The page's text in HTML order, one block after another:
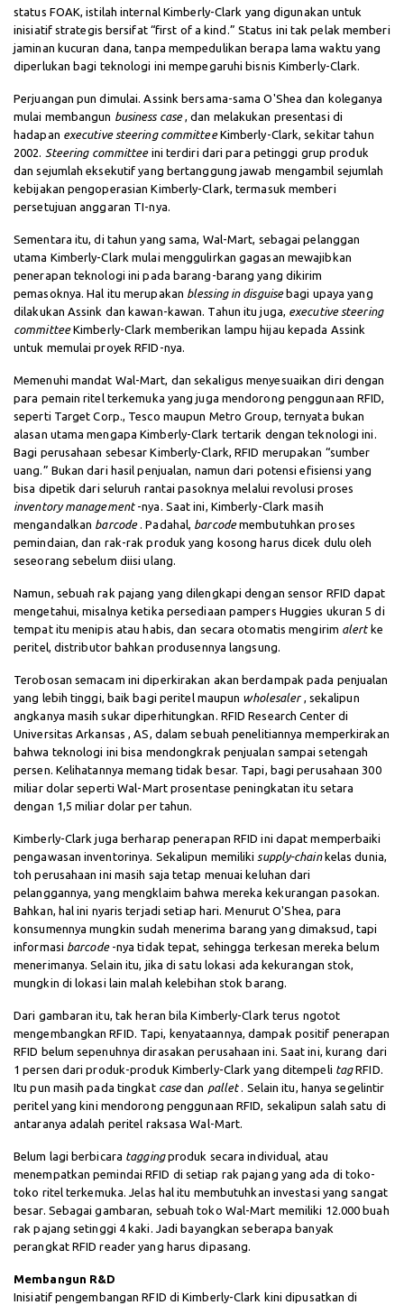
status FOAK, istilah internal Kimberly-Clark yang digunakan untuk
inisiatif strategis bersifat “first of a kind.” Status ini tak pelak memberi
jaminan kucuran dana, tanpa mempedulikan berapa lama waktu yang
diperlukan bagi teknologi ini mempegaruhi bisnis Kimberly-Clark.
Perjuangan pun dimulai. Assink bersama-sama O'Shea dan koleganya
mulai membangun business case, dan melakukan presentasi di
hadapan executive steering committeeKimberly-Clark, sekitar tahun
2002. Steering committee ini terdiri dari para petinggi grup produk
dan sejumlah eksekutif yang bertanggung jawab mengambil sejumlah
kebijakan pengoperasian Kimberly-Clark, termasuk memberi
persetujuan anggaran TI-nya.
Sementara itu, di tahun yang sama, Wal-Mart, sebagai pelanggan
utama Kimberly-Clark mulai menggulirkan gagasan mewajibkan
penerapan teknologi ini pada barang-barang yang dikirim
pemasoknya. Hal itu merupakan blessing in disguise bagi upaya yang
dilakukan Assink dan kawan-kawan. Tahun itu juga, executive steering
committeeKimberly-Clark memberikan lampu hijau kepada Assink
untuk memulai proyek RFID-nya.
Memenuhi mandat Wal-Mart, dan sekaligus menyesuaikan diri dengan
para pemain ritel terkemuka yang juga mendorong penggunaan RFID,
seperti Target Corp., Tesco maupun Metro Group, ternyata bukan
alasan utama mengapa Kimberly-Clark tertarik dengan teknologi ini.
Bagi perusahaan sebesar Kimberly-Clark, RFID merupakan “sumber
uang.” Bukan dari hasil penjualan, namun dari potensi efisiensi yang
bisa dipetik dari seluruh rantai pasoknya melalui revolusi proses
inventory management -nya. Saat ini, Kimberly-Clark masih
mengandalkan barcode . Padahal, barcodemembutuhkan proses
pemindaian, dan rak-rak produk yang kosong harus dicek dulu oleh
seseorang sebelum diisi ulang.
Namun, sebuah rak pajang yang dilengkapi dengan sensor RFID dapat
mengetahui, misalnya ketika persediaan pampers Huggies ukuran 5 di
tempat itu menipis atau habis, dan secara otomatis mengirim alert ke
peritel, distributor bahkan produsennya langsung.
Terobosan semacam ini diperkirakan akan berdampak pada penjualan
yang lebih tinggi, baik bagi peritel maupun wholesaler , sekalipun
angkanya masih sukar diperhitungkan. RFID Research Center di
Universitas Arkansas , AS, dalam sebuah penelitiannya memperkirakan
bahwa teknologi ini bisa mendongkrak penjualan sampai setengah
persen. Kelihatannya memang tidak besar. Tapi, bagi perusahaan 300
miliar dolar seperti Wal-Mart prosentase peningkatan itu setara
dengan 1,5 miliar dolar per tahun.
Kimberly-Clark juga berharap penerapan RFID ini dapat memperbaiki
pengawasan inventorinya. Sekalipun memiliki supply-chain kelas dunia,
toh perusahaan ini masih saja tetap menuai keluhan dari
pelanggannya, yang mengklaim bahwa mereka kekurangan pasokan.
Bahkan, hal ini nyaris terjadi setiap hari. Menurut O'Shea, para
konsumennya mungkin sudah menerima barang yang dimaksud, tapi
informasi barcode -nya tidak tepat, sehingga terkesan mereka belum
menerimanya. Selain itu, jika di satu lokasi ada kekurangan stok,
mungkin di lokasi lain malah kelebihan stok barang.
Dari gambaran itu, tak heran bila Kimberly-Clark terus ngotot
mengembangkan RFID. Tapi, kenyataannya, dampak positif penerapan
RFID belum sepenuhnya dirasakan perusahaan ini. Saat ini, kurang dari
1 persen dari produk-produk Kimberly-Clark yang ditempeli tagRFID.
Itu pun masih pada tingkat casedan pallet . Selain itu, hanya segelintir
peritel yang kini mendorong penggunaan RFID, sekalipun salah satu di
antaranya adalah peritel raksasa Wal-Mart.
Belum lagi berbicara taggingproduk secara individual, atau
menempatkan pemindai RFID di setiap rak pajang yang ada di toko-
toko ritel terkemuka. Jelas hal itu membutuhkan investasi yang sangat
besar. Sebagai gambaran, sebuah toko Wal-Mart memiliki 12.000 buah
rak pajang setinggi 4 kaki. Jadi bayangkan seberapa banyak
perangkat RFID reader yang harus dipasang.
Membangun R&D
Inisiatif pengembangan RFID di Kimberly-Clark kini dipusatkan di